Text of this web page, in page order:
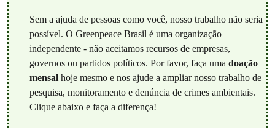
Sem a ajuda de pessoas como você, nosso trabalho não seria
possível. O Greenpeace Brasil é uma organização
independente - não aceitamos recursos de empresas,
governos ou partidos políticos. Por favor, faça uma doação
mensalhoje mesmo e nos ajude a ampliar nosso trabalho de
pesquisa, monitoramento e denúncia de crimes ambientais.
Clique abaixo e faça a diferença!